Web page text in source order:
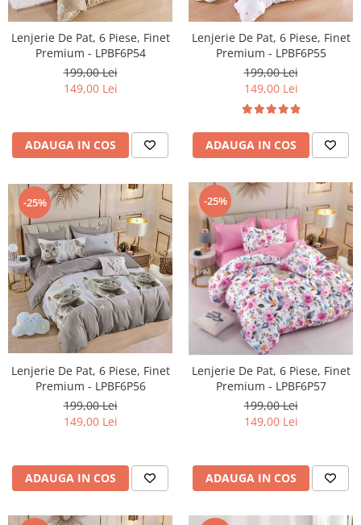
Lenjerie De Pat, 6 Piese, Finet
Premium - LPBF6P54
199,00 Lei
149,00 Lei
ADAUGA IN COS
Lenjerie De Pat, 6 Piese, Finet
Premium - LPBF6P55
199,00 Lei
149,00 Lei
ADAUGA IN COS
-25%
Lenjerie De Pat, 6 Piese, Finet
Premium - LPBF6P56
199,00 Lei
149,00 Lei
ADAUGA IN COS
-25%
Lenjerie De Pat, 6 Piese, Finet
Premium - LPBF6P57
199,00 Lei
149,00 Lei
ADAUGA IN COS